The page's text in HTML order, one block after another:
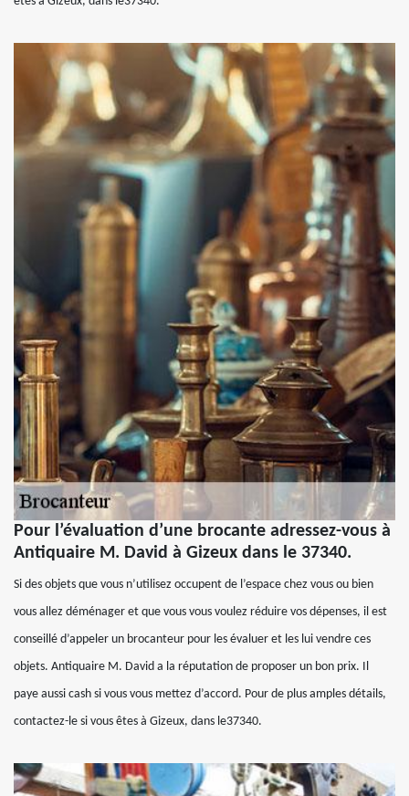
Pour l’évaluation d’une brocante adressez-vous à
Antiquaire M. David à Gizeux dans le 37340.
Si des objets que vous n’utilisez occupent de l’espace chez vous ou bien
vous allez déménager et que vous vous voulez réduire vos dépenses, il est
conseillé d’appeler un brocanteur pour les évaluer et les lui vendre ces
objets. Antiquaire M. David a la réputation de proposer un bon prix. Il
paye aussi cash si vous vous mettez d’accord. Pour de plus amples détails,
contactez-le si vous êtes à Gizeux, dans le37340.